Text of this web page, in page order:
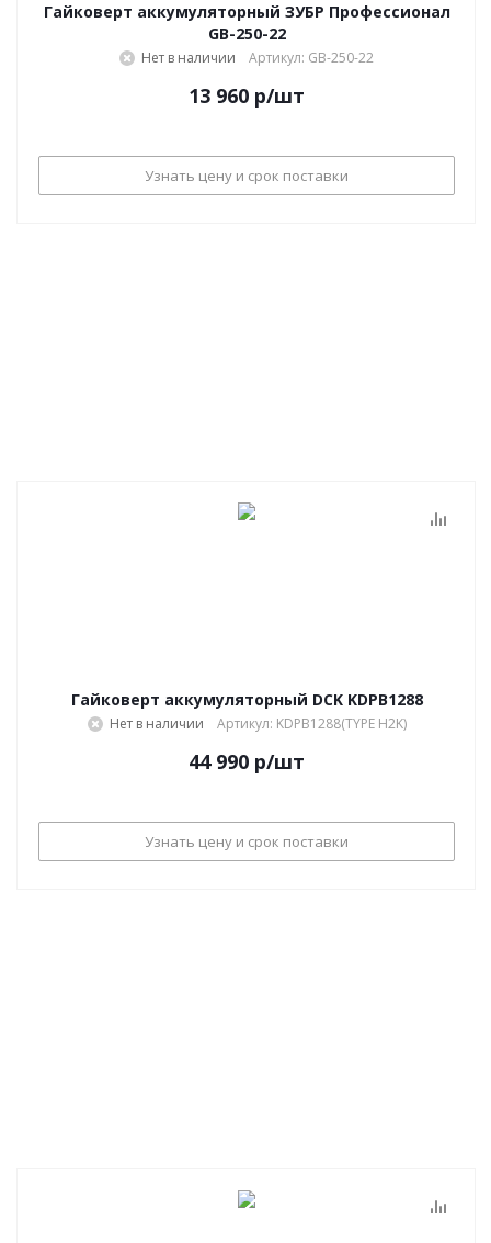
Гайковерт аккумуляторный ЗУБР Профессионал
GB-250-22
Нет в наличии Артикул: GB-250-22
13 960 р/шт
Узнать цену и срок поставки
Гайковерт аккумуляторный DCK KDPB1288
Нет в наличии Артикул: KDPB1288(TYPE H2K)
44 990 р/шт
Узнать цену и срок поставки